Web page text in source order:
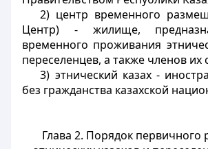
2) центр временного
Центр) - жилище,
временного проживания
переселенцев, а также членов их
3) этнический казах -
без гражданства казахской
Глава 2. Порядок первичного